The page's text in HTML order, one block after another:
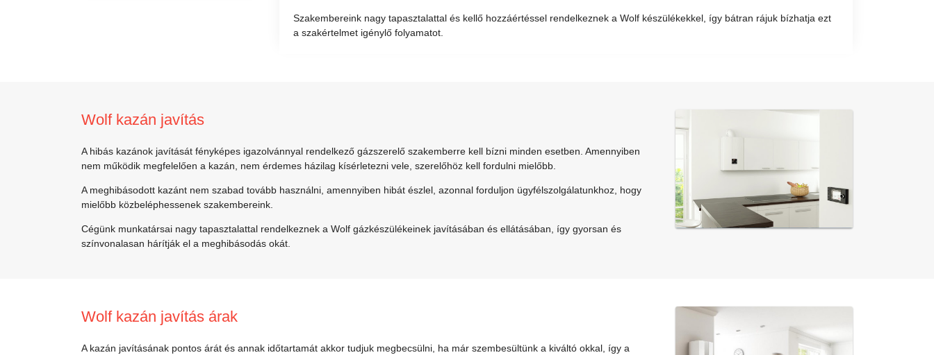
Szakembereink nagy tapasztalattal és kellő hozzáértéssel rendelkeznek a Wolf készülékekkel, így bátran rájuk bízhatja ezt
a szakértelmet igénylő folyamatot.
Wolf kazán javítás
A hibás kazánok javítását fényképes igazolvánnyal rendelkező gázszerelő szakemberre kell bízni minden esetben. Amennyiben
nem működik megfelelően a kazán, nem érdemes házilag kísérletezni vele, szerelőhöz kell fordulni mielőbb.
A meghibásodott kazánt nem szabad tovább használni, amennyiben hibát észlel, azonnal forduljon ügyfélszolgálatunkhoz, hogy
mielőbb közbeléphessenek szakembereink.
Cégünk munkatársai nagy tapasztalattal rendelkeznek a Wolf gázkészülékeinek javításában és ellátásában, így gyorsan és
színvonalasan hárítják el a meghibásodás okát.
Wolf kazán javítás árak
A kazán javításának pontos árát és annak időtartamát akkor tudjuk megbecsülni, ha már szembesültünk a kiváltó okkal, így a